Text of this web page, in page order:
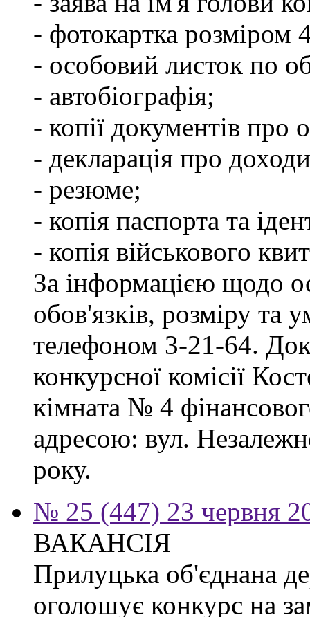
- фотокартка розміром
- особовий листок по
- автобіографія;
- копії документів про
- декларація про
- резюме;
- копія паспорта та
- копія військового
За інформацією щодо
обов'язків, розміру та
телефоном 3-21-64.
конкурсної комісії
кімната № 4
адресою: вул.
року.
№ 25 (447) 23 червня
ВАКАНСІЯ
Прилуцька об'єднана
оголошує конкурс на